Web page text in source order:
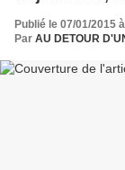
Publié le 07/01/2015
Par AU DETOUR